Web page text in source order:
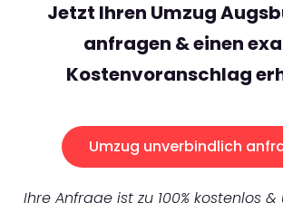
Jetzt Ihren Umzug
anfragen & einen
Kostenvoranschlag
Umzug unverbindlich
Ihre Anfrage ist zu 100% kostenlos